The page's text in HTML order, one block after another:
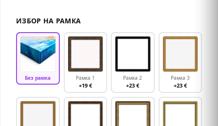
ИЗБОР НА РАМКА
Без рамка Рамка 1
+19 €
Рамка 2
+23 €
Рамка 3
+23 €